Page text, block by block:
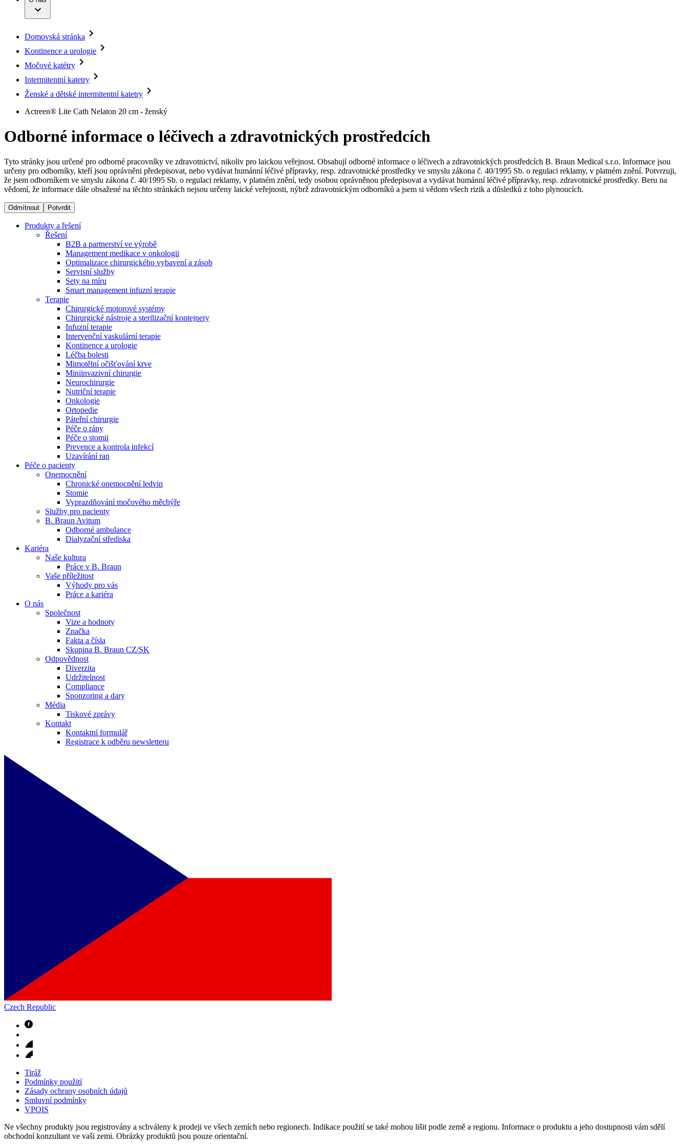
Léčba bolesti
Mimotělní očišťování krve
Miniinvazivní chirurgie
Neurochirurgie
Nutriční terapie
Onkologie
Ortopedie
Páteřní chirurgie
Péče o stomii
Uzavírání ran
Řešení
Terapie
Produktový katalog​
Objevte naše produkty. Navštivte produktový katalog B. Braun s našim kompletním produktovým portfoliem.
Onemocnění
B. Braun Avitum
Dialyzační střediska​
B. Braun Avitum poskytuje kvalitní dialyzační péči ve všech svých střediscích v České republice. Více informací se dozvíte na stránkách jednotlivých středisek.
Odborné ambulance
Vaše příležitost​
Nabídky pracovních míst
Objevte své kariérní příležitosti ​v B. Braun. Vyhledejte náš trh práce​ pro zajímavé pozice.​
Média
Tiskové zprávy
Kontakt
Kontaktní formulář
Společnost
Odpovědnost
Média
Kontakt
Kontakt
Zůstaňte v dialogu s B. Braun. ​Kontaktujte nás.​
Domovská stránka
Kontinence a urologie
Močové katétry
Intermitentní katetry
Ženské a dětské intermitentní katetry
Actreen® Lite Cath Nelaton 20 cm - ženský
Odborné informace o léčivech a zdravotnických prostředcích
Tyto stránky jsou určené pro odborné pracovníky ve zdravotnictví, nikoliv pro laickou veřejnost. Obsahují odborné informace o léčivech a zdravotnických prostředcích B. Braun Medical s.r.o. Informace jsou
určeny pro odborníky, kteří jsou oprávněni předepisovat, nebo vydávat humánní léčivé přípravky, resp. zdravotnické prostředky ve smyslu zákona č. 40/1995 Sb. o regulaci reklamy, v platném znění. Potvrzuji,
že jsem odborníkem ve smyslu zákona č. 40/1995 Sb. o regulaci reklamy, v platném znění, tedy osobou oprávněnou předepisovat a vydávat humánní léčivé přípravky, resp. zdravotnické prostředky. Beru na
vědomí, že informace dále obsažené na těchto stránkách nejsou určeny laické veřejnosti, nýbrž zdravotnickým odborníků a jsem si vědom všech rizik a důsledků z toho plynoucích.
Odmítnout Potvrdit
Produkty a řešení
Řešení
B2B a partnerství ve výrobě
Management medikace v onkologii
Optimalizace chirurgického vybavení a zásob
Servisní služby
Sety na míru
Smart management infuzní terapie​
Terapie
Chirurgické motorové systémy
Chirurgické nástroje a sterilizační kontejnery
Infuzní terapie
Intervenční vaskulární terapie
Kontinence a urologie
Léčba bolesti
Mimotělní očišťování krve
Miniinvazivní chirurgie
Neurochirurgie
Nutriční terapie
Onkologie
Ortopedie
Páteřní chirurgie
Péče o rány
Péče o stomii
Prevence a kontrola infekcí
Uzavírání ran
Péče o pacienty
Onemocnění
Chronické onemocnění ledvin
Stomie
Vyprazdňování močového měchýře
Služby pro pacienty
B. Braun Avitum
Odborné ambulance
Dialyzační střediska
Kariéra
Naše kultura
Práce v B. Braun
Vaše příležitost​
Výhody pro vás
Práce a kariéra
O nás
Společnost
Vize a hodnoty
Značka
Fakta a čísla
Skupina B. Braun CZ/SK
Odpovědnost
Diverzita
Udržitelnost
Compliance
Sponzoring a dary
Média
Tiskové zprávy
Kontakt
Kontaktní formulář
Registrace k odběru newsletteru
Czech Republic
Tiráž
Podmínky použití
Zásady ochrany osobních údajů
Smluvní podmínky
VPOIS
Ne všechny produkty jsou registrovány a schváleny k prodeji ve všech zemích nebo regionech. Indikace použití se také mohou lišit podle země a regionu. Informace o produktu a jeho dostupnosti vám sdělí
obchodní konzultant ve vaši zemi. Obrázky produktů jsou pouze orientační.